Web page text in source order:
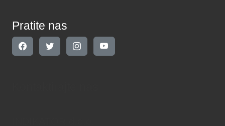
Pratite nas